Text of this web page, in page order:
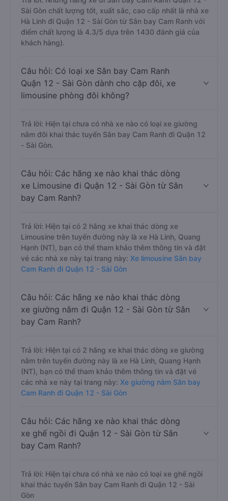
Sài Gòn chất lượng tốt, xuất sắc, cao cấp nhất là nhà xe
Hà Linh đi Quận 12 - Sài Gòn từ Sân bay Cam Ranh với
điểm chất lượng là 4.3/5 dựa trên 1430 đánh giá của
khách hàng).
Câu hỏi: Có loại xe Sân bay Cam Ranh
Quận 12 - Sài Gòn dành cho cặp đôi, xe
limousine phòng đôi không?
Trả lời: Hiện tại chưa có nhà xe nào có loại xe giường
nằm đôi khai thác tuyến Sân bay Cam Ranh đi Quận 12
- Sài Gòn.
Câu hỏi: Các hãng xe nào khai thác dòng
xe Limousine đi Quận 12 - Sài Gòn từ Sân
bay Cam Ranh?
Trả lời: Hiện tại có 2 hãng xe khai thác dòng xe
Limousine trên tuyến đường này là xe Hà Linh, Quang
Hạnh (NT), bạn có thể tham khảo thêm thông tin và đặt
vé các nhà xe này tại trang này: Xe limousine Sân bay
Cam Ranh đi Quận 12 - Sài Gòn
Câu hỏi: Các hãng xe nào khai thác dòng
xe giường nằm đi Quận 12 - Sài Gòn từ Sân
bay Cam Ranh?
Trả lời: Hiện tại có 2 hãng xe khai thác dòng xe giường
nằm trên tuyến đường này là xe Hà Linh, Quang Hạnh
(NT), bạn có thể tham khảo thêm thông tin và đặt vé
các nhà xe này tại trang này: Xe giường nằm Sân bay
Cam Ranh đi Quận 12 - Sài Gòn
Câu hỏi: Các hãng xe nào khai thác dòng
xe ghế ngồi đi Quận 12 - Sài Gòn từ Sân
bay Cam Ranh?
Trả lời: Hiện tại chưa có nhà xe nào có loại xe ghế ngồi
khai thác tuyến Sân bay Cam Ranh đi Quận 12 - Sài
Gòn